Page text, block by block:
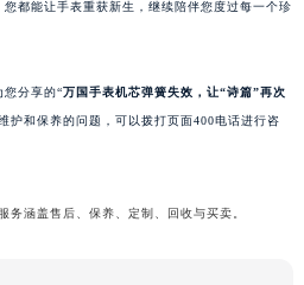
都能让手表重获新生，继续陪伴您度过每一个珍
您分享的“万国手表机芯弹簧失效，让“诗篇”再次
护和保养的问题，可以拨打页面400电话进行咨